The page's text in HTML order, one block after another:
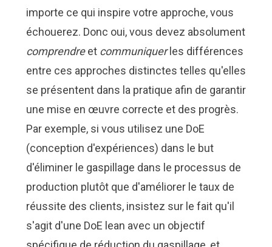
importe ce qui inspire votre approche, vous
échouerez. Donc oui, vous devez absolument
comprendreet communiquerles différences
entre ces approches distinctes telles qu'elles
se présentent dans la pratique afin de garantir
une mise en œuvre correcte et des progrès.
Par exemple, si vous utilisez une DoE
(conception d'expériences) dans le but
d'éliminer le gaspillage dans le processus de
production plutôt que d'améliorer le taux de
réussite des clients, insistez sur le fait qu'il
s'agit d'une DoE lean avec un objectif